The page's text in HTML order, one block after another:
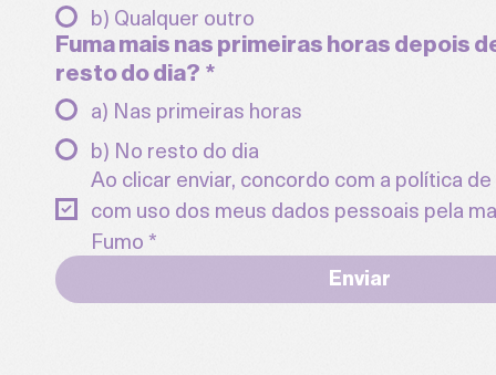
b) Qualquer outro
Fuma mais nas primeiras horas depois
resto do dia? *
a) Nas primeiras horas
b) No resto do dia
Ao clicar enviar, concordo com a política
com uso dos meus dados pessoais pela
Fumo*
Enviar